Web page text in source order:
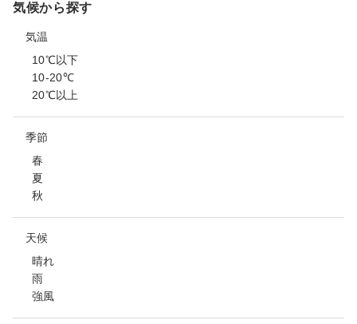
気候から探す
気温
10℃以下
10-20℃
20℃以上
季節
春
夏
秋
天候
晴れ
雨
強風